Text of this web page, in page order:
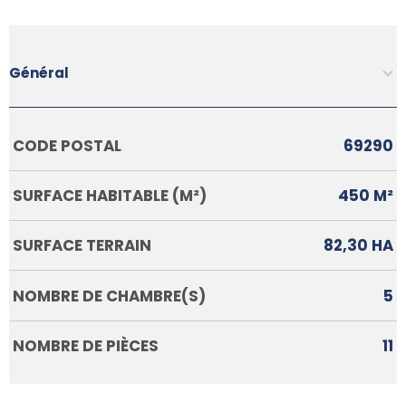
Général
Caractérisque Valeurs
CODE POSTAL 69290
SURFACE HABITABLE (M²) 450 M²
SURFACE TERRAIN 82,30 HA
NOMBRE DE CHAMBRE(S) 5
NOMBRE DE PIÈCES 11